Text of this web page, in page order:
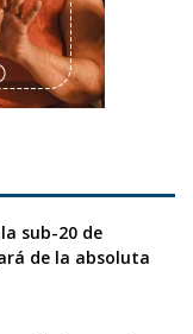
sub-20 de
de la absoluta